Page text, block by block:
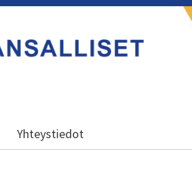
Yhteystiedot